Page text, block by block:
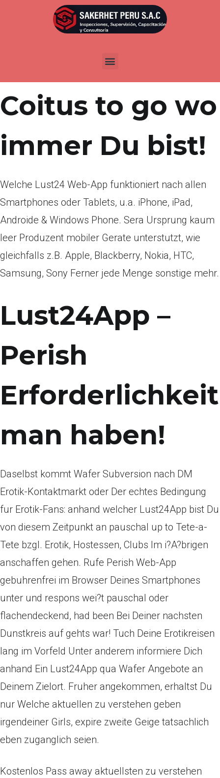
Publicada enabril 2, 2022
Lust24App –
Coitus to go wo
immer Du bist!
Welche Lust24 Web-App funktioniert nach allen
Smartphones oder Tablets, u.a. iPhone, iPad,
Androide & Windows Phone. Sera Ursprung kaum
leer Produzent mobiler Gerate unterstutzt, wie
gleichfalls z.B. Apple, Blackberry, Nokia, HTC,
Samsung, Sony Ferner jede Menge sonstige mehr.
Lust24App –
Perish
Erforderlichkeit
man haben!
Daselbst kommt Wafer Subversion nach DM
Erotik-Kontaktmarkt oder Der echtes Bedingung
fur Erotik-Fans: anhand welcher Lust24App bist Du
von diesem Zeitpunkt an pauschal up to Tete-a-
Tete bzgl. Erotik, Hostessen, Clubs Im i?A?brigen
anschaffen gehen. Rufe Perish Web-App
gebuhrenfrei im Browser Deines Smartphones
unter und respons wei?t pauschal oder
flachendeckend, had been Bei Deiner nachsten
Dunstkreis auf gehts war! Tuch Deine Erotikreisen
lang im Vorfeld Unter anderem informiere Dich
anhand Ein Lust24App qua Wafer Angebote an
Deinem Zielort. Fruher angekommen, erhaltst Du
nur Welche aktuellen zu verstehen geben
irgendeiner Girls, expire zweite Geige tatsachlich
eben zuganglich seien.
Kostenlos Pass away aktuellsten zu verstehen